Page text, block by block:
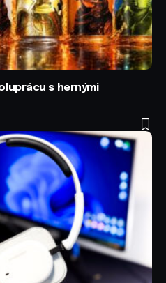
s hernými